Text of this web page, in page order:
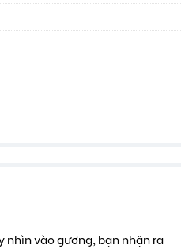
nhìn vào gương, bạn nhận ra